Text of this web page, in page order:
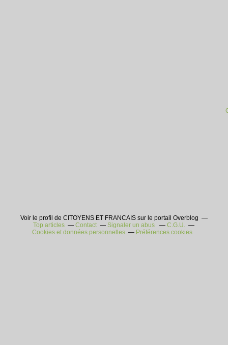
Voir le profil de CITOYENS ET FRANCAIS sur le portail Overblog
Top articles
Contact Signaler un abus
C.G.U.
Cookies et données personnelles
Préférences cookies